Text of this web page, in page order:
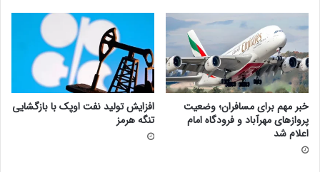
خبر مهم برای مسافران؛ وضعیت
پروازهای مهرآباد و فرودگاه امام
اعلام شد
افزایش تولید نفت اوپک با بازگشایی
تنگه هرمز